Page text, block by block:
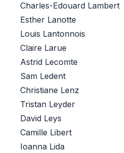
Charles-Edouard Lambert
Esther Lanotte
Louis Lantonnois
Claire Larue
Astrid Lecomte
Sam Ledent
Christiane Lenz
Tristan Leyder
David Leys
Camille Libert
Ioanna Lida